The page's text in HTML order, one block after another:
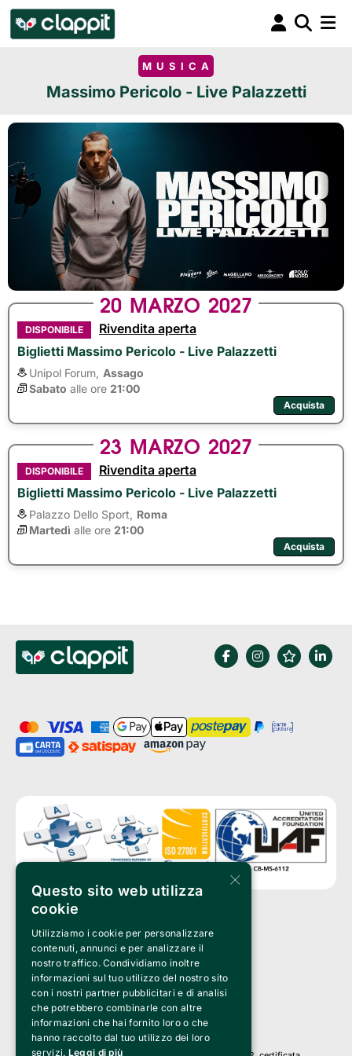
MUSICA
Massimo Pericolo - Live Palazzetti
20 MARZO 2027
DISPONIBILE
Rivendita aperta
Biglietti Massimo Pericolo - Live Palazzetti
Unipol Forum, Assago
Sabato alle ore 21:00
Acquista
23 MARZO 2027
DISPONIBILE
Rivendita aperta
Biglietti Massimo Pericolo - Live Palazzetti
Palazzo Dello Sport,
Roma
Martedì alle ore 21:00
Acquista
Clappit è un marchio di proprietà di:
Bemils Srl
a Socio Unico
Via Fosse Ardeatine, 4 -20092 Cinisello Balsamo (MI)
PI 05589050961
Iscr. C.C.I.A.A. Milano R.E.A. 1833471
© 2010-2025 Bemils Srl - Tutti i diritti riservati
Credits:
×
Questo sito web utilizza
cookie
Utilizziamo i cookie per personalizzare
contenuti, annunci e per analizzare il
nostro traffico. Condividiamo inoltre
informazioni sul tuo utilizzo del nostro sito
con i nostri partner pubblicitari e di analisi
che potrebbero combinarle con altre
informazioni che hai fornito loro o che
hanno raccolto dal tuo utilizzo dei loro
servizi. Leggi di più